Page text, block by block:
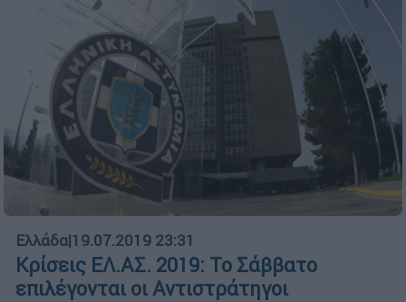
Ελλάδα|19.07.2019 23:31
Κρίσεις ΕΛ.ΑΣ. 2019: Το Σάββατο
επιλέγονται οι Αντιστράτηγοι